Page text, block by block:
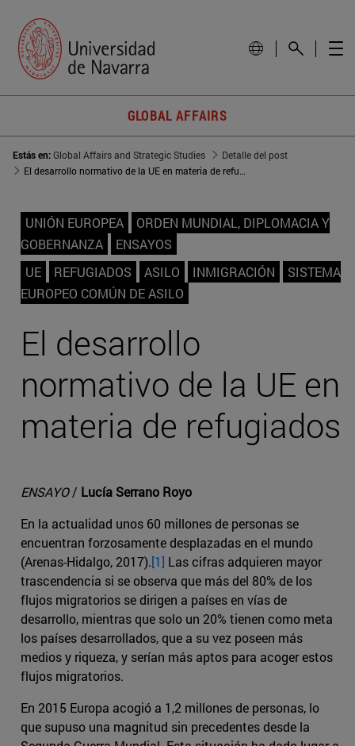
GLOBAL AFFAIRS
Estás en:Global Affairs and Strategic Studies
Detalle del post
El desarrollo normativo de la UE en materia de refugiados
UNIÓN EUROPEA
ORDEN MUNDIAL, DIPLOMACIA Y
GOBERNANZA
ENSAYOS
UE
REFUGIADOS ASILO INMIGRACIÓN
SISTEMA
EUROPEO COMÚN DE ASILO
El desarrollo
normativo de la UE en
materia de refugiados
ENSAYO/ Lucía Serrano Royo
En la actualidad unos 60 millones de personas se
encuentran forzosamente desplazadas en el mundo
(Arenas-Hidalgo, 2017).[1] Las cifras adquieren mayor
trascendencia si se observa que más del 80% de los
flujos migratorios se dirigen a países en vías de
desarrollo, mientras que solo un 20% tienen como meta
los países desarrollados, que a su vez poseen más
medios y riqueza, y serían más aptos para acoger estos
flujos migratorios.
En 2015 Europa acogió a 1,2 millones de personas, lo
que supuso una magnitud sin precedentes desde la